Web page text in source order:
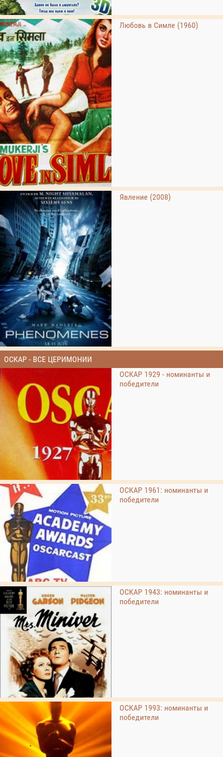
Любовь в Симле (1960)
Явление (2008)
ОСКАР - ВСЕ ЦЕРИМОНИИ
ОСКАР 1929 - номинанты и
победители
ОСКАР 1961: номинанты и
победители
ОСКАР 1943: номинанты и
победители
ОСКАР 1993: номинанты и
победители